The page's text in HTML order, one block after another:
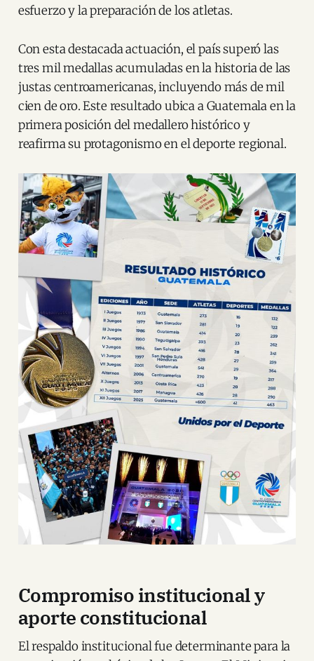
esfuerzo y la preparación de los atletas.
Con esta destacada actuación, el país superó las
tres mil medallas acumuladas en la historia de las
justas centroamericanas, incluyendo más de mil
cien de oro. Este resultado ubica a Guatemala en la
primera posición del medallero histórico y
reafirma su protagonismo en el deporte regional.
Compromiso institucional y
aporte constitucional
El respaldo institucional fue determinante para la